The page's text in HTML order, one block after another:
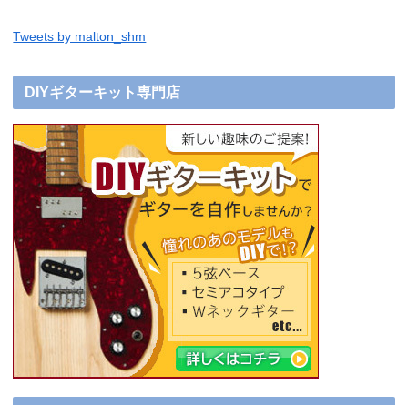
Tweets by malton_shm
DIYギターキット専門店